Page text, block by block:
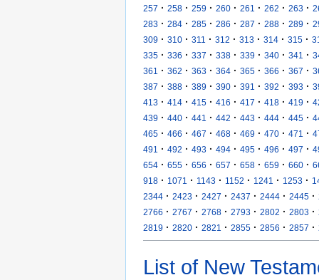
257 · 258 · 259 · 260 · 261 · 262 · 263 ·
283 · 284 · 285 · 286 · 287 · 288 · 289 ·
309 · 310 · 311 · 312 · 313 · 314 · 315 ·
335 · 336 · 337 · 338 · 339 · 340 · 341 ·
361
· 362 · 363 · 364 · 365 · 366 · 367 ·
387 · 388 · 389 · 390 · 391 · 392 · 393 ·
413 · 414 · 415 · 416 · 417 · 418 · 419 ·
439 · 440 · 441 · 442 · 443 · 444 · 445 ·
465 · 466 · 467 · 468 · 469 · 470 · 471 ·
491
· 492 · 493 · 494 · 495 · 496 · 497 ·
654 · 655 · 656 · 657 · 658 · 659 · 660 ·
918 · 1071 · 1143 · 1152 · 1241 · 1253 ·
2344 · 2423 · 2427 · 2437 · 2444 · 2445 ·
2766 · 2767 · 2768 · 2793 · 2802 · 2803 ·
2819 · 2820 · 2821 · 2855 · 2856 · 2857 ·
List of New